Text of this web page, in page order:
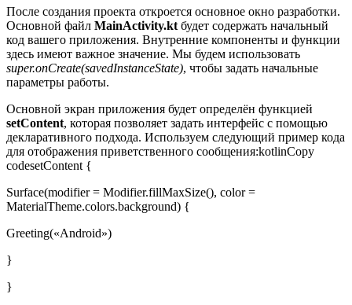
После создания проекта откроется основное окно разработки.
Основной файл MainActivity.kt будет содержать начальный
код вашего приложения. Внутренние компоненты и функции
здесь имеют важное значение. Мы будем использовать
super.onCreate(savedInstanceState), чтобы задать начальные
параметры работы.
Основной экран приложения будет определён функцией
setContent, которая позволяет задать интерфейс с помощью
декларативного подхода. Используем следующий пример кода
для отображения приветственного сообщения:kotlinCopy
codesetContent {
Surface(modifier = Modifier.fillMaxSize(), color =
MaterialTheme.colors.background) {
Greeting(«Android»)
}
}